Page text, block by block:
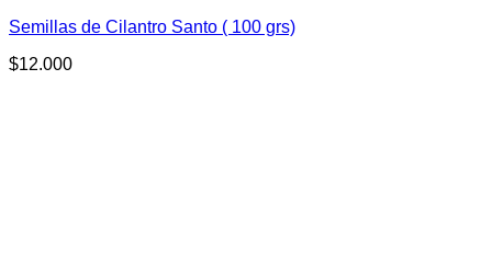
Semillas de Cilantro Santo ( 100 grs)
$12.000